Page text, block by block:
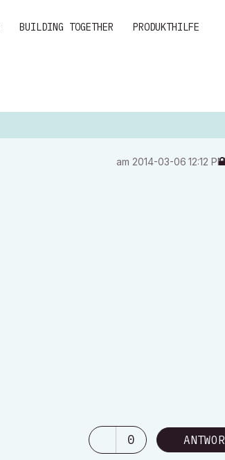
BUILDING TOGETHER PRODUKTHILFE
am ‎2014-03-06 12:12 PM
0